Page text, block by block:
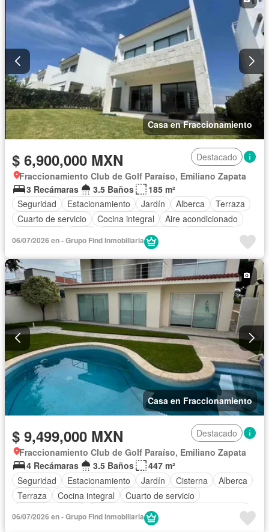
Sin amueblar
Casa en Fraccionamiento
$ 6,900,000 MXN
Destacado
Fraccionamiento Club de Golf Paraíso, Emiliano Zapata
3 Recámaras
3.5 Baños
185 m²
Seguridad
Estacionamiento Jardín Alberca
Terraza
Cuarto de servicio
Cocina integral
Aire acondicionado
Cuarto de Limpieza
Caseta de vigilancia
Sin amueblar
06/07/2026 en - Grupo Find Inmobiliaria
Casa en Fraccionamiento
$ 9,499,000 MXN
Destacado
Fraccionamiento Club de Golf Paraíso, Emiliano Zapata
4 Recámaras
3.5 Baños
447 m²
Seguridad
Estacionamiento Jardín Cisterna
Alberca
Terraza
Cocina integral
Cuarto de servicio
Acceso para personas con discapacidad
Aire acondicionado
Electricidad
Cuarto de Limpieza
06/07/2026 en - Grupo Find Inmobiliaria